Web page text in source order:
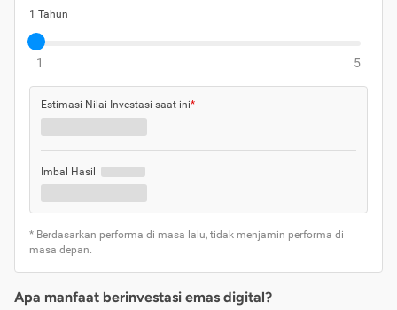
1 Tahun
1 5
Estimasi Nilai Investasi saat ini*
Imbal Hasil
* Berdasarkan performa di masa lalu, tidak menjamin performa di
masa depan.
Apa manfaat berinvestasi emas digital?